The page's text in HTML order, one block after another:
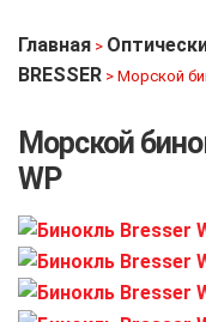
Главная >
BRESSER > Морской
Морской
WP